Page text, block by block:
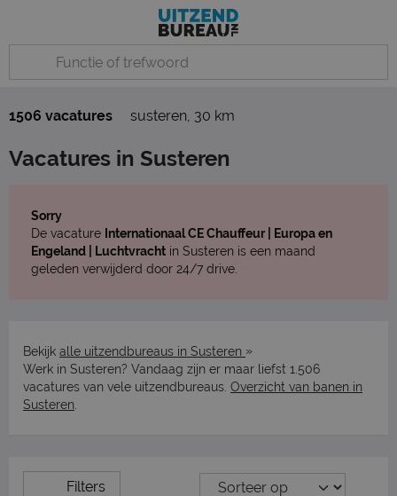
1506 vacatures susteren, 30 km
Vacatures in Susteren
Sorry
De vacature Internationaal CE Chauffeur | Europa en
Engeland | Luchtvracht in Susteren is een maand
geleden verwijderd door 24/7 drive.
Bekijk alle uitzendbureaus in Susteren »
Werk in Susteren? Vandaag zijn er maar liefst 1.506
vacatures van vele uitzendbureaus. Overzicht van banen in
Susteren
Filters